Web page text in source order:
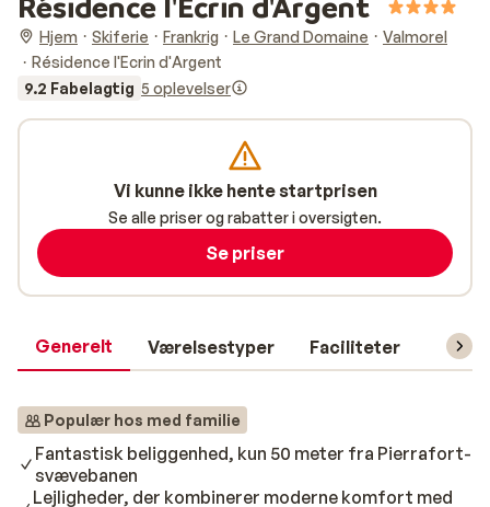
Hjem Skiferie Frankrig Le Grand Domaine
Valmorel
Résidence l'Ecrin d'Argent
9.2 Fabelagtig 5 oplevelser
Generelt Værelsestyper Faciliteter
Populær hos med familie
Fantastisk beliggenhed, kun 50 meter fra Pierrafort-
svævebanen
Lejligheder, der kombinerer moderne komfort med
Vi kunne ikke hente startprisen
Se alle priser og rabatter i oversigten.
Se priser